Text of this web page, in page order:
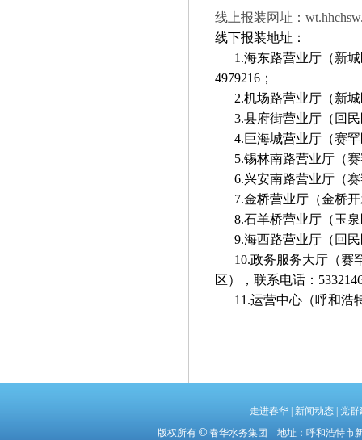
线上报装网址：
线下报装地址：
1.海东路营业厅（新
4979216；
2.机场路营业厅（新城
3.县府街营业厅（回民
4.巨海城营业厅（赛罕
5.锡林南路营业厅（赛
6.兴安南路营业厅（赛
7.金桥营业厅（金桥开
8.石羊桥营业厅（玉泉
9.海西路营业厅（回民
10.政务服务大厅（赛
区），联系电话：
11.运营中心（呼和浩
走进春华 新闻动态
党群
版权所有 © 春华水务集团 地址：呼和浩特市